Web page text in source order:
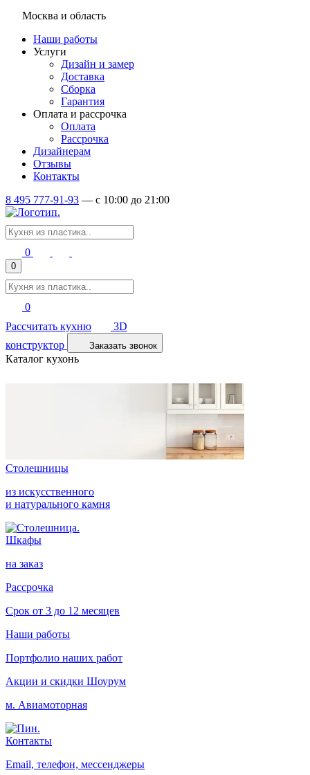
Москва и область
Наши работы
Услуги
Дизайн и замер
Доставка
Сборка
Гарантия
Оплата и рассрочка
Оплата
Рассрочка
Дизайнерам
Отзывы
Контакты
8 495 777-91-93 — c 10:00 до 21:00
0
0
0
Рассчитать кухню
3D
конструктор
Заказать звонок
Каталог кухонь
Столешницы
из искусственного
и натурального камня
Шкафы
на заказ
Рассрочка
Срок от 3 до 12 месяцев
Наши работы
Портфолио наших работ
Акции и скидки Шоурум
м. Авиамоторная
Контакты
Email, телефон, мессенджеры